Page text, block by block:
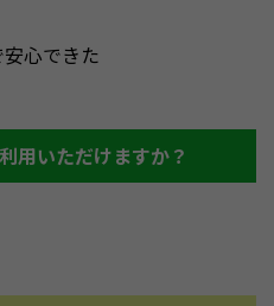
心できた
用いただけますか？